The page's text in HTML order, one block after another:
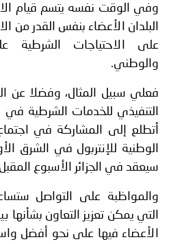
وفي الوقت نفسه يتسم قيام
البلدان الأعضاء بنفس القدر من
على الاحتياجات الشرطية
والوطني.
فعلي سبيل المثال، وفضلا عن
التنفيذي للخدمات الشرطية في
أتطلع إلى المشاركة في
الوطنية للإنتربول في الشرق
سيعقد في الجزائر الأسبوع
والمواظبة على التواصل
التي يمكن تعزيز التعاون بشأنها
الأعضاء فيها على نحو أفضل